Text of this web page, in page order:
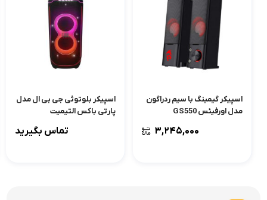
اسپیکر گیمینگ با سیم ردراگون
مدل اورفیئس GS550
۳,۲۴۵,۰۰۰
اسپیکر بلوتوثی جی بی ال مدل
پارتی باکس التیمیت
تماس بگیرید